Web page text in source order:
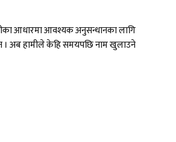
आधारमा आवश्यक अनुसन्धानका लागि
। अब हामीले केहि समयपछि नाम खुलाउने